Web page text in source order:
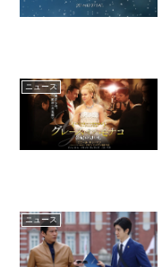
ニュース
ニュース